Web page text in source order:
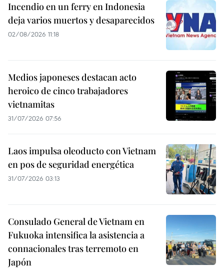
Incendio en un ferry en Indonesia
deja varios muertos y desaparecidos
02/08/2026 11:18
Medios japoneses destacan acto
heroico de cinco trabajadores
vietnamitas
31/07/2026 07:56
Laos impulsa oleoducto con Vietnam
en pos de seguridad energética
31/07/2026 03:13
Consulado General de Vietnam en
Fukuoka intensifica la asistencia a
connacionales tras terremoto en
Japón